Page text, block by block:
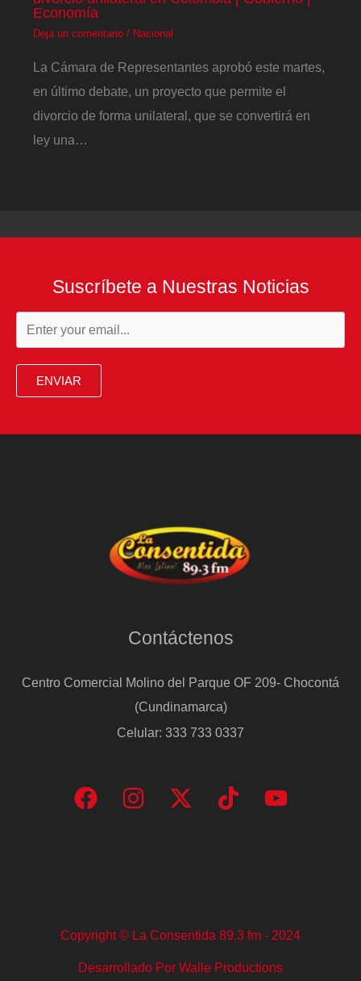
Economía
Deja un comentario / Nacional
La Cámara de Representantes aprobó este martes,
en último debate, un proyecto que permite el
divorcio de forma unilateral, que se convertirá en
ley una…
Suscríbete a Nuestras Noticias
ENVIAR
Contáctenos
Centro Comercial Molino del Parque OF 209- Chocontá
(Cundinamarca)
Celular: 333 733 0337
Copyright © La Consentida 89.3 fm - 2024
Desarrollado Por Walle Productions